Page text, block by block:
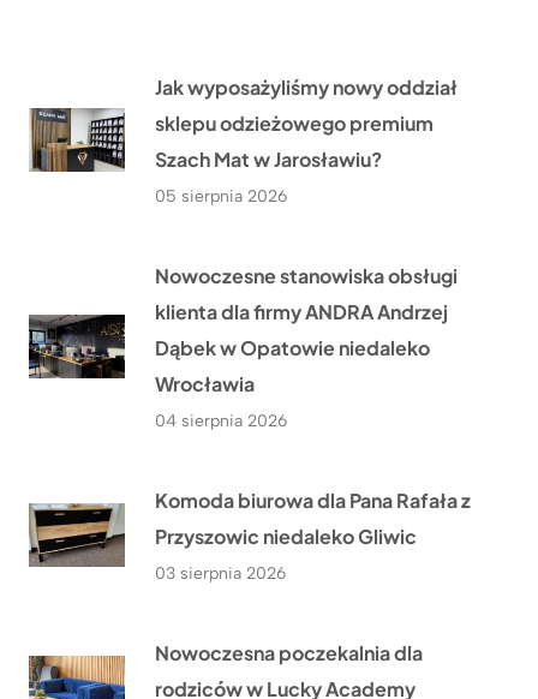
Jak wyposażyliśmy nowy oddział
sklepu odzieżowego premium
Szach Mat w Jarosławiu?
05 sierpnia 2026
Nowoczesne stanowiska obsługi
klienta dla firmy ANDRA Andrzej
Dąbek w Opatowie niedaleko
Wrocławia
04 sierpnia 2026
Komoda biurowa dla Pana Rafała z
Przyszowic niedaleko Gliwic
03 sierpnia 2026
Nowoczesna poczekalnia dla
rodziców w Lucky Academy